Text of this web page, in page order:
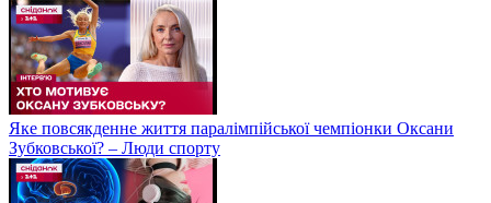
Яке повсякденне життя паралімпійської чемпіонки Оксани
Зубковської? – Люди спорту